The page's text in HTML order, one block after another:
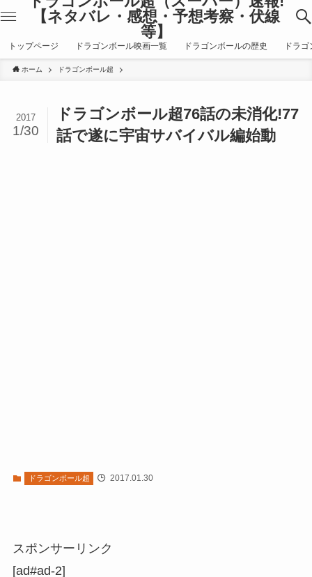
【ネタバレ・感想・予想考察・伏線
等】
トップページ ドラゴンボール映画一覧 ドラゴンボールの歴史 ドラ
ホーム ドラゴンボール超
ドラゴンボール超76話の未消化!77
話で遂に宇宙サバイバル編始動
2017
1/30
ドラゴンボール超 2017.01.30
スポンサーリンク
[ad#ad-2]